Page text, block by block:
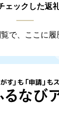
ェックした返
で、ここに履